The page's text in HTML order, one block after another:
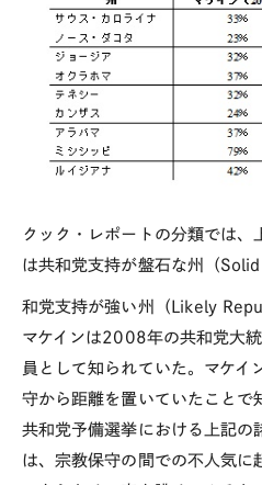
クック・レポートの分類では、
は共和党支持が盤石な州（
和党支持が強い州（Likely
マケインは2008年の共和党大
員として知られていた。マケイ
守から距離を置いていたこと
共和党予備選挙における上記の
は、宗教保守の間での不人気に